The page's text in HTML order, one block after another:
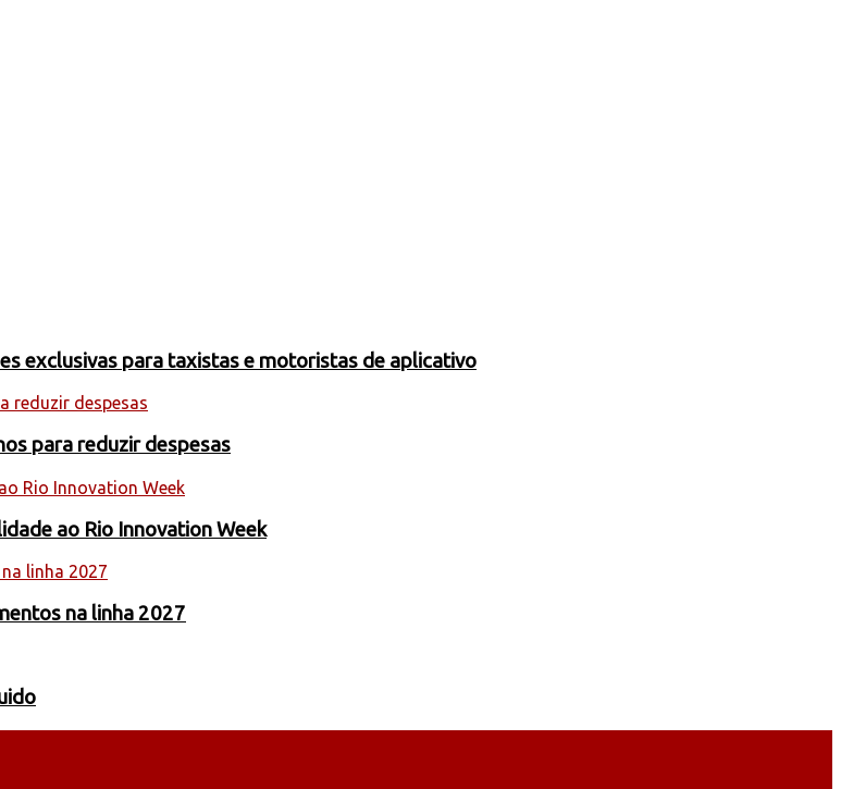
exclusivas para taxistas e motoristas de aplicativo
para reduzir despesas
ao Rio Innovation Week
na linha 2027